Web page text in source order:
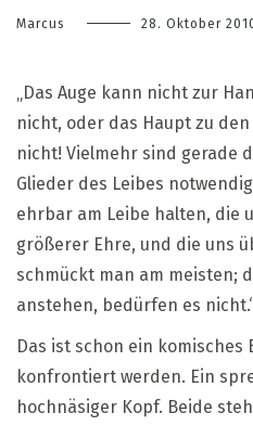
Marcus 28. Oktober
„Das Auge kann nicht zur
nicht, oder das Haupt zu
nicht! Vielmehr sind gerade
Glieder des Leibes
ehrbar am Leibe halten, die
größerer Ehre, und die uns
schmückt man am meisten;
anstehen, bedürfen es
Das ist schon ein komisches
konfrontiert werden. Ein
hochnäsiger Kopf. Beide